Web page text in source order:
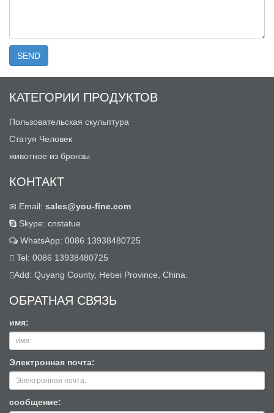
КАТЕГОРИИ ПРОДУКТОВ
Пользовательская скульптура
Статуя Человек
животное из бронзы
КОНТАКТ
Email: sales@you-fine.com
Skype: cnstatue
WhatsApp: 0086 13938480725
Tel: 0086 13938480725
Add: Quyang County, Hebei Province, China.
ОБРАТНАЯ СВЯЗЬ
имя:
Электронная почта:
сообщение: